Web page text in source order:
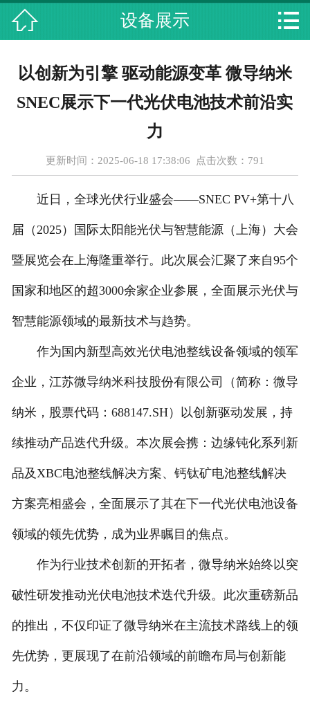
主营项目
设备展示
资质荣誉
合作伙伴
联系我们
 设备展示 
以创新为引擎 驱动能源变革 微导纳米
SNEC展示下一代光伏电池技术前沿实
力
更新时间：2025-06-18 17:38:06 点击次数： 791
近日，全球光伏行业盛会——SNEC PV+第十八
届（2025）国际太阳能光伏与智慧能源（上海）大会
暨展览会在上海隆重举行。此次展会汇聚了来自95个
国家和地区的超3000余家企业参展，全面展示光伏与
智慧能源领域的最新技术与趋势。
作为国内新型高效光伏电池整线设备领域的领军
企业，江苏微导纳米科技股份有限公司（简称：微导
纳米，股票代码：688147.SH）以创新驱动发展，持
续推动产品迭代升级。本次展会携：边缘钝化系列新
品及XBC电池整线解决方案、钙钛矿电池整线解决
方案亮相盛会，全面展示了其在下一代光伏电池设备
领域的领先优势，成为业界瞩目的焦点。
作为行业技术创新的开拓者，微导纳米始终以突
破性研发推动光伏电池技术迭代升级。此次重磅新品
的推出，不仅印证了微导纳米在主流技术路线上的领
先优势，更展现了在前沿领域的前瞻布局与创新能
力。